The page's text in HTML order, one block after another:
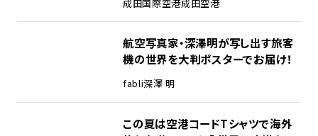
成田国際空港成田空港
航空写真家・深澤明が写し出す旅客
機の世界を大判ポスターでお届け！
fabli深澤 明
この夏は空港コードTシャツで海外